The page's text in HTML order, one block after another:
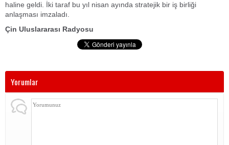
haline geldi. İki taraf bu yıl nisan ayında stratejik bir iş birliği
anlaşması imzaladı.
Çin Uluslararası Radyosu
Yorumlar